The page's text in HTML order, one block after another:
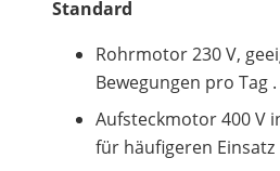
Standard
Rohrmotor 230 V,
Bewegungen pro Tag .
Aufsteckmotor 400 V
für häufigeren Einsatz